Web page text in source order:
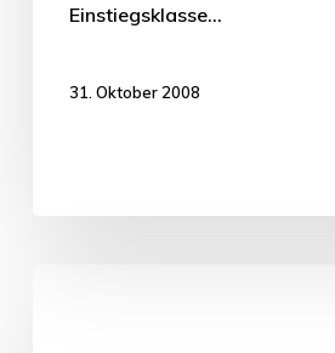
Einstiegsklasse…
31. Oktober 2008